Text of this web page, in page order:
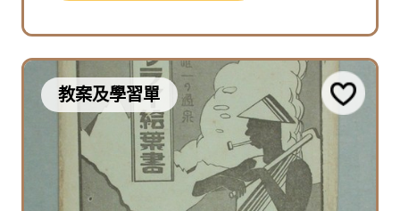
教案及學習單